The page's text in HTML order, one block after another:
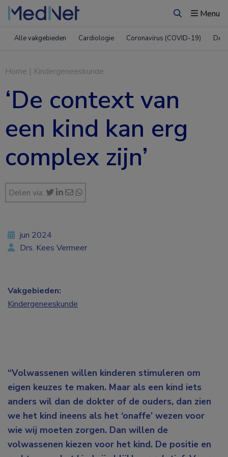
ZoekenMenu
Alle vakgebieden Cardiologie Coronavirus (COVID-19)
Home | Kindergeneeskunde
‘De context van
een kind kan erg
complex zijn’
Delen via:
“Volwassenen willen kinderen stimuleren om
eigen keuzes te maken. Maar als een kind iets
anders wil dan de dokter of de ouders, dan zien
we het kind ineens als het ‘onaffe’ wezen voor
wie wij moeten zorgen. Dan willen de
volwassenen kiezen voor het kind. De positie en
jun 2024
Drs. Kees Vermeer
Vakgebieden:
Kindergeneeskunde